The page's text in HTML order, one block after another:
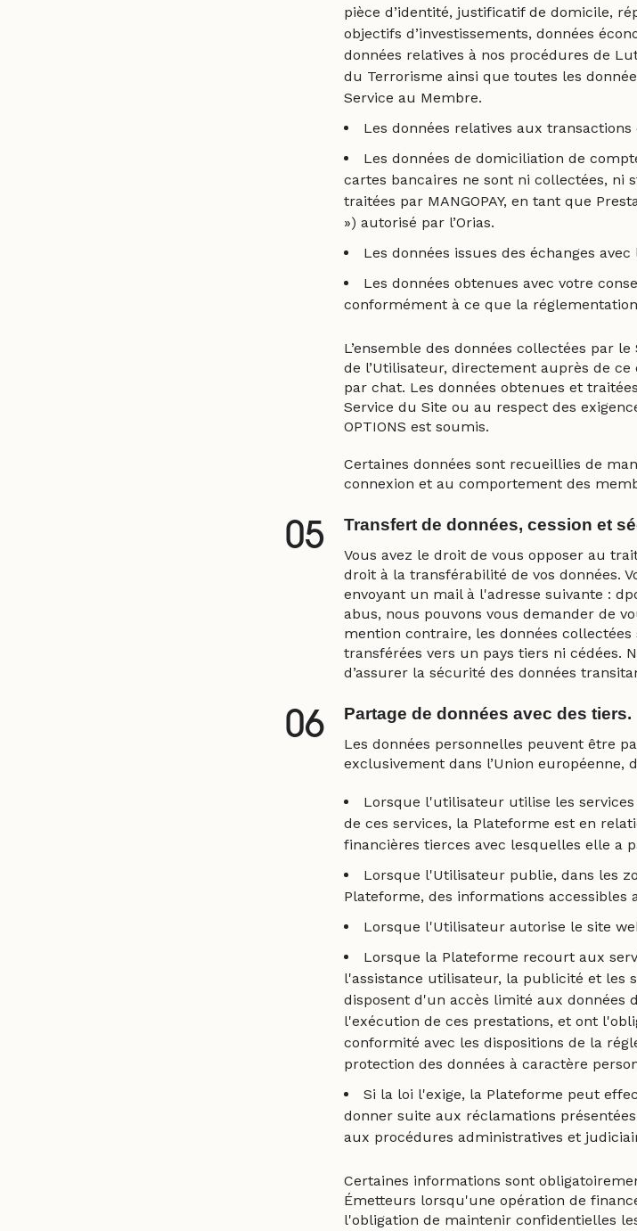
pièce d’identité, justificatif de domicile,
objectifs d’investissements, données
données relatives à nos procédures de
du Terrorisme ainsi que toutes les
Service au Membre.
Les données relatives aux
Les données de domiciliation de
cartes bancaires ne sont ni collectées, ni
traitées par MANGOPAY, en tant que
») autorisé par l’Orias.
Les données issues des échanges
Les données obtenues avec votre
conformément à ce que la
L’ensemble des données collectées par
de l’Utilisateur, directement auprès de
par chat. Les données obtenues et
Service du Site ou au respect des
OPTIONS est soumis.
Certaines données sont recueillies de
connexion et au comportement des
05 Transfert de données, cession et
Vous avez le droit de vous opposer au
droit à la transférabilité de vos données.
envoyant un mail à l'adresse suivante :
abus, nous pouvons vous demander de
mention contraire, les données
transférées vers un pays tiers ni cédées.
d’assurer la sécurité des données
06 Partage de données avec des tiers.
Les données personnelles peuvent être
exclusivement dans l’Union européenne,
Lorsque l'utilisateur utilise les
de ces services, la Plateforme est en
financières tierces avec lesquelles elle a
Lorsque l'Utilisateur publie, dans les
Plateforme, des informations accessibles
Lorsque l'Utilisateur autorise le site
Lorsque la Plateforme recourt aux
l'assistance utilisateur, la publicité et les
disposent d'un accès limité aux données
l'exécution de ces prestations, et ont
conformité avec les dispositions de la
protection des données à caractère
Si la loi l'exige, la Plateforme peut
donner suite aux réclamations
aux procédures administratives et
Certaines informations sont
Émetteurs lorsqu'une opération de
l'obligation de maintenir confidentielles